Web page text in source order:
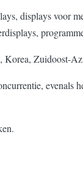
displays voor
Zuidoost-